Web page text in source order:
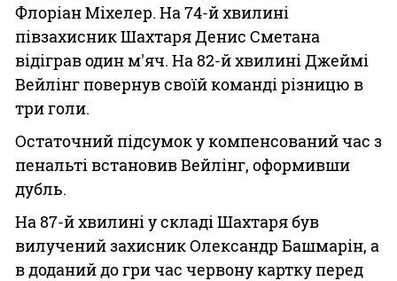
Флоріан Міхелер. На 74-й хвилині
півзахисник Шахтаря Денис Сметана
відіграв один м'яч. На 82-й хвилині Джеймі
Вейлінг повернув своїй команді різницю в
три голи.
Остаточний підсумок у компенсований час з
пенальті встановив Вейлінг, оформивши
дубль.
На 87-й хвилині у складі Шахтаря був
вилучений захисник Олександр Башмарін, а
в доданий до гри час червону картку перед